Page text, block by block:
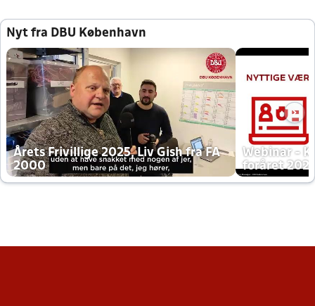
Nyt fra DBU København
Årets Frivillige 2025, Liv Gish fra FA
2000
Webinar -
foråret